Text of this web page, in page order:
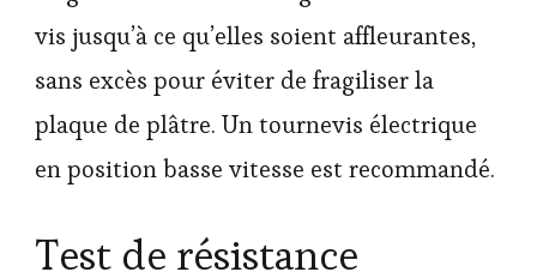
vis jusqu’à ce qu’elles soient affleurantes,
sans excès pour éviter de fragiliser la
plaque de plâtre. Un tournevis électrique
en position basse vitesse est recommandé.
Test de résistance